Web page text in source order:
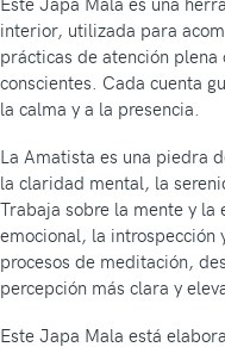
interior, utilizada para
prácticas de atención
conscientes. Cada cuenta
la calma y a la presencia.
La Amatista es una piedra
la claridad mental, la
Trabaja sobre la mente y
emocional, la introspección
procesos de meditación,
percepción más clara y
Este Japa Mala está